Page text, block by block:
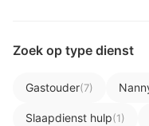
Zoek op type dienst
Gastouder(7)
Slaapdienst hulp(1)